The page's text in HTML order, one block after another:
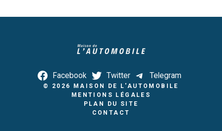
Facebook Twitter Telegram
© 2026 MAISON DE L'AUTOMOBILE
MENTIONS LÉGALES
PLAN DU SITE
CONTACT